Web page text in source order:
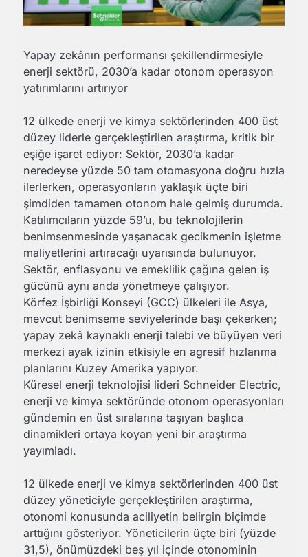
Yapay zekânın performansı şekillendirmesiyle
enerji sektörü, 2030’a kadar otonom operasyon
yatırımlarını artırıyor
12 ülkede enerji ve kimya sektörlerinden 400 üst
düzey liderle gerçekleştirilen araştırma, kritik bir
eşiğe işaret ediyor: Sektör, 2030’a kadar
neredeyse yüzde 50 tam otomasyona doğru hızla
ilerlerken, operasyonların yaklaşık üçte biri
şimdiden tamamen otonom hale gelmiş durumda.
Katılımcıların yüzde 59’u, bu teknolojilerin
benimsenmesinde yaşanacak gecikmenin işletme
maliyetlerini artıracağı uyarısında bulunuyor.
Sektör, enflasyonu ve emeklilik çağına gelen iş
gücünü aynı anda yönetmeye çalışıyor.
Körfez İşbirliği Konseyi (GCC) ülkeleri ile Asya,
mevcut benimseme seviyelerinde başı çekerken;
yapay zekâ kaynaklı enerji talebi ve büyüyen veri
merkezi ayak izinin etkisiyle en agresif hızlanma
planlarını Kuzey Amerika yapıyor.
Küresel enerji teknolojisi lideri Schneider Electric,
enerji ve kimya sektöründe otonom operasyonları
gündemin en üst sıralarına taşıyan başlıca
dinamikleri ortaya koyan yeni bir araştırma
yayımladı.
12 ülkede enerji ve kimya sektörlerinden 400 üst
düzey yöneticiyle gerçekleştirilen araştırma,
otonomi konusunda aciliyetin belirgin biçimde
arttığını gösteriyor. Yöneticilerin üçte biri (yüzde
31,5), önümüzdeki beş yıl içinde otonominin